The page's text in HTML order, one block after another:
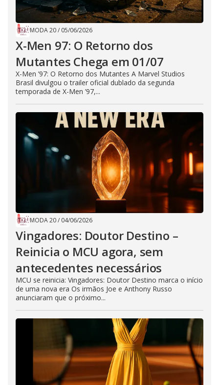
MODA 20/ 05/06/2026
X-Men 97: O Retorno dos
Mutantes Chega em 01/07
X-Men ’97: O Retorno dos Mutantes A Marvel Studios
Brasil divulgou o trailer oficial dublado da segunda
temporada de X-Men ’97,...
MODA 20/ 04/06/2026
Vingadores: Doutor Destino –
Reinicia o MCU agora, sem
antecedentes necessários
MCU se reinicia: Vingadores: Doutor Destino marca o início
de uma nova era Os irmãos Joe e Anthony Russo
anunciaram que o próximo...